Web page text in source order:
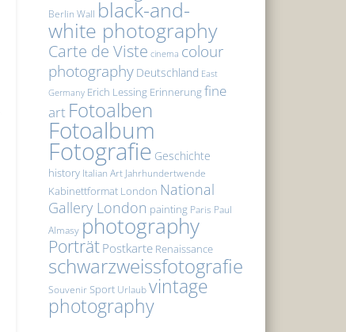
Berlin Wall black-and-
white photography
Carte de Viste cinema colour
photography Deutschland East
Germany Erich Lessing Erinnerungfine
art Fotoalben
Fotoalbum
Fotografie Geschichte
history Italian Art Jahrhundertwende
Kabinettformat London National
Gallery London painting Paris Paul
Almasy photography
Porträt Postkarte Renaissance
schwarzweissfotografie
Souvenir Sport Urlaub vintage
photography